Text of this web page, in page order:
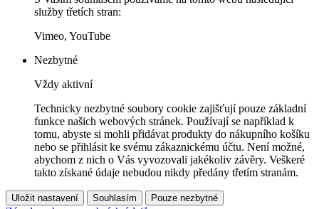
služby třetích stran:
Vimeo, YouTube
Nezbytné
Vždy aktivní
Technicky nezbytné soubory cookie zajišťují pouze základní
funkce našich webových stránek. Používají se například k
tomu, abyste si mohli přidávat produkty do nákupního košíku
nebo se přihlásit ke svému zákaznickému účtu. Není možné,
abychom z nich o Vás vyvozovali jakékoliv závěry. Veškeré
takto získané údaje nebudou nikdy předány třetím stranám.
Uložit nastavení Souhlasím Pouze nezbytné